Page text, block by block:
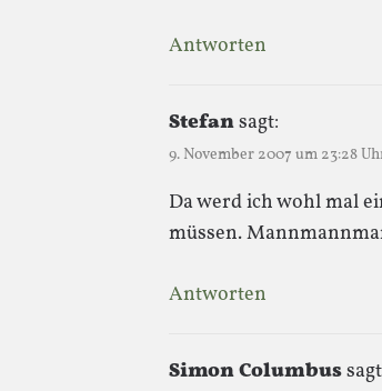
Antworten
Stefansagt:
9. November 2007 um 23:28
Da werd ich wohl mal
müssen.
Antworten
Simon Columbus